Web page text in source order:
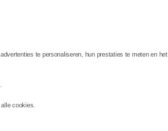
te personaliseren, hun prestaties te meten en
cookies.